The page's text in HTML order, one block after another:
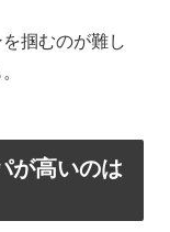
掴むのが難し
が高いのは